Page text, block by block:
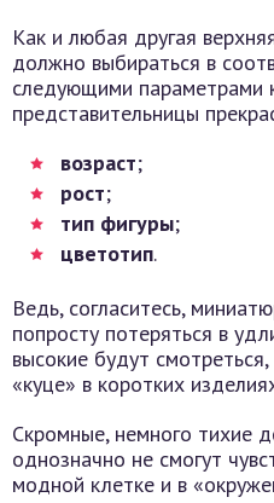
Как и любая другая
должно выбираться в
следующими параметрами
представительницы
возраст;
рост;
тип фигуры;
цветотип.
Ведь, согласитесь,
попросту потеряться в
высокие будут
«куце» в коротких
Скромные, немного тихие
однозначно не смогут
модной клетке и в